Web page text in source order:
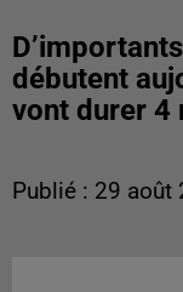
débutent
vont durer 4
Publié : 29 août